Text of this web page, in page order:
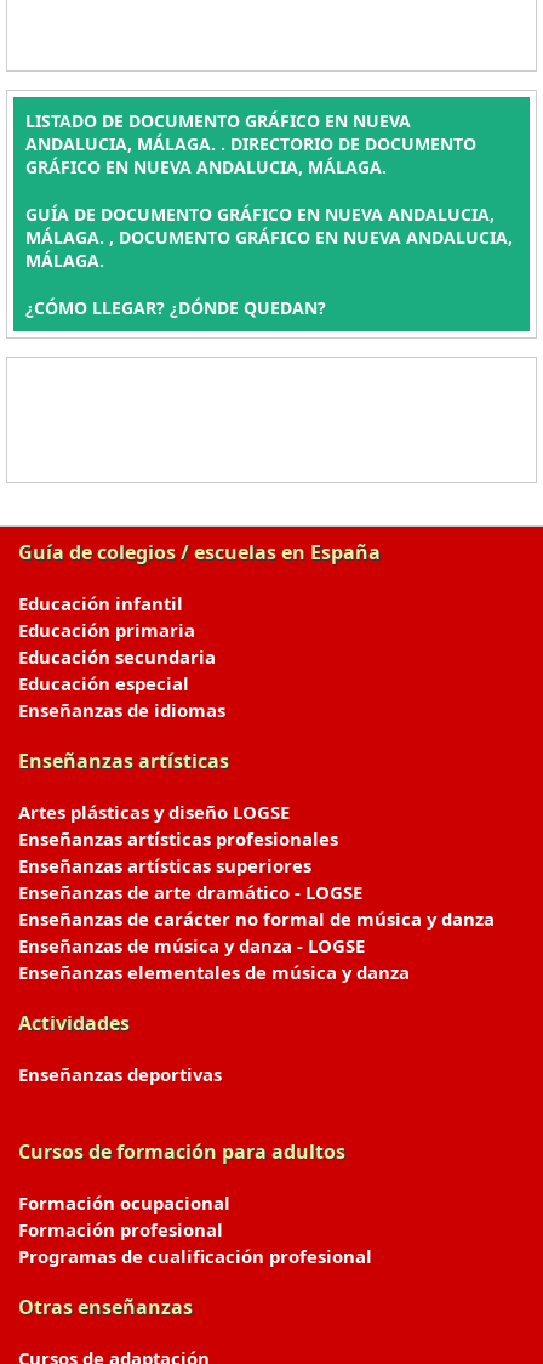
LISTADO DE DOCUMENTO GRÁFICO EN NUEVA
ANDALUCIA, MÁLAGA. . DIRECTORIO DE DOCUMENTO
GRÁFICO EN NUEVA ANDALUCIA, MÁLAGA.
GUÍA DE DOCUMENTO GRÁFICO EN NUEVA ANDALUCIA,
MÁLAGA. , DOCUMENTO GRÁFICO EN NUEVA ANDALUCIA,
MÁLAGA.
¿CÓMO LLEGAR? ¿DÓNDE QUEDAN?
Guía de colegios / escuelas en España
Educación infantil
Educación primaria
Educación secundaria
Educación especial
Enseñanzas de idiomas
Enseñanzas artísticas
Artes plásticas y diseño LOGSE
Enseñanzas artísticas profesionales
Enseñanzas artísticas superiores
Enseñanzas de arte dramático - LOGSE
Enseñanzas de carácter no formal de música y danza
Enseñanzas de música y danza - LOGSE
Enseñanzas elementales de música y danza
Actividades
Enseñanzas deportivas
Cursos de formación para adultos
Formación ocupacional
Formación profesional
Programas de cualificación profesional
Otras enseñanzas
Cursos de adaptación